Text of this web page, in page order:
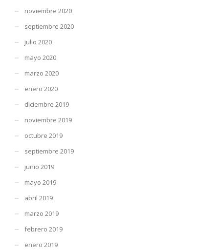
noviembre 2020
septiembre 2020
julio 2020
mayo 2020
marzo 2020
enero 2020
diciembre 2019
noviembre 2019
octubre 2019
septiembre 2019
junio 2019
mayo 2019
abril 2019
marzo 2019
febrero 2019
enero 2019